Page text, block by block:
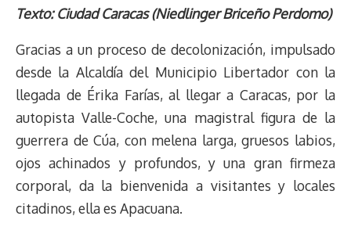
r
a
d
p
L
i
n
i
t
a
s
A
c
b
o
s
o
d
o
u
s
k
l
g
r
a
a
l
n
e
r
s
t
Texto: Ciudad Caracas (Niedlinger Briceño Perdomo)
Gracias a un proceso de decolonización, impulsado
desde la Alcaldía del Municipio Libertador con la
llegada de Érika Farías, al llegar a Caracas, por la
autopista Valle-Coche, una magistral figura de la
guerrera de Cúa, con melena larga, gruesos labios,
ojos achinados y profundos, y una gran firmeza
corporal, da la bienvenida a visitantes y locales
citadinos, ella es Apacuana.